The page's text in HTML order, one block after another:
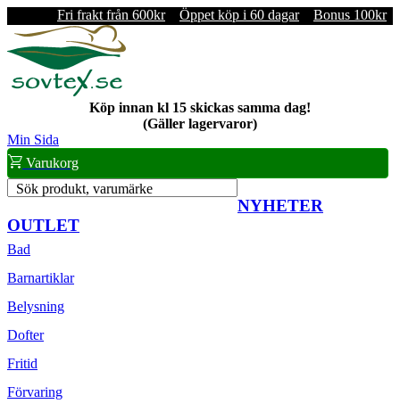
Fri frakt från 600kr Öppet köp i 60 dagar Bonus 100kr
Köp innan kl 15 skickas samma dag!
(Gäller lagervaror)
Min Sida
Varukorg
Sök produkt, varumärke
NYHETER
OUTLET
Bad
Barnartiklar
Belysning
Dofter
Fritid
Förvaring